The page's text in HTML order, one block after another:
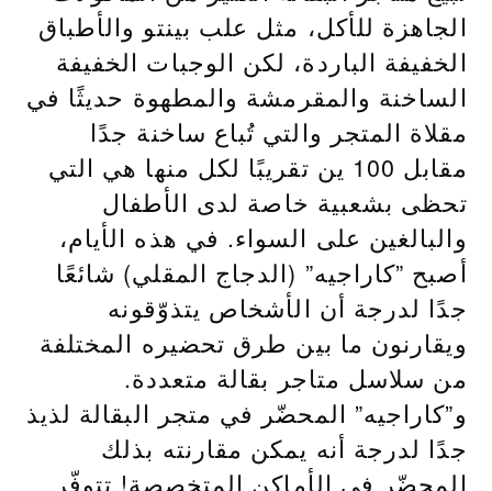
الجاهزة للأكل، مثل علب بينتو والأطباق
الخفيفة الباردة، لكن الوجبات الخفيفة
الساخنة والمقرمشة والمطهوة حديثًا في
مقلاة المتجر والتي تُباع ساخنة جدًا
مقابل 100 ين تقريبًا لكل منها هي التي
تحظى بشعبية خاصة لدى الأطفال
والبالغين على السواء. في هذه الأيام،
أصبح ”كاراجيه” (الدجاج المقلي) شائعًا
جدًا لدرجة أن الأشخاص يتذوّقونه
ويقارنون ما بين طرق تحضيره المختلفة
من سلاسل متاجر بقالة متعددة.
و”كاراجيه” المحضّر في متجر البقالة لذيذ
جدًا لدرجة أنه يمكن مقارنته بذلك
المحضّر في الأماكن المتخصصة! تتوفّر